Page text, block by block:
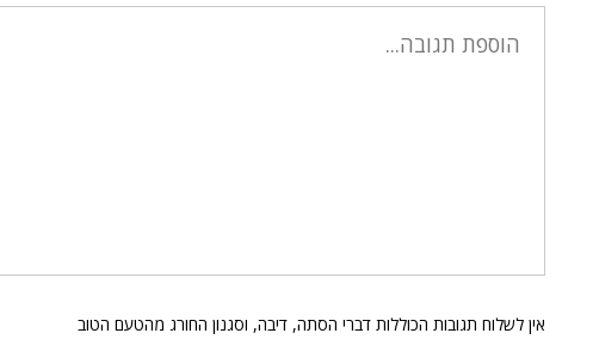
אין לשלוח תגובות הכוללות דברי הסתה, דיבה, וסגנון החורג מהטעם הטוב